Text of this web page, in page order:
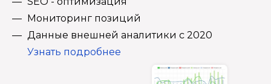
Мониторинг позиций
Данные внешней аналитики с 2020
Узнать подробнее